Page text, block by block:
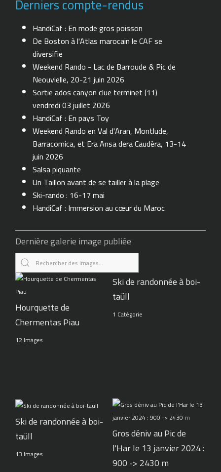
Derniers compte-rendus
HandiCaf : En mode gros poisson
De Boston à l'Atlas marocain le CAF se
diversifie
Weekend Rando - Lac de Barroude & Pic de
Neouvielle, 20-21 juin 2026
Sortie ados canyon clue terminet (11)
vendredi 03 juillet 2026
HandiCaf : En pays Toy
Weekend Rando en Val d'Aran, Montlude,
Barracomica, et Era Ansa dera Caudèra, 13-14
juin 2026
Salsa piquante
Un Taillon avant de se tailler à la plage
Ski-rando : 16-17 mai
HandiCaf : Immersion au cœur du Maroc
Dernière galerie image publiée
Hourquette de
Chermentas Piau
12 Images
Ski de randonnée à boi-
taüll
1 Catégorie
Ski de randonnée à boi-
taüll
13 Images
Gros déniv au Pic de
l'Har le 13 janvier 2024 :
900 -> 2430 m